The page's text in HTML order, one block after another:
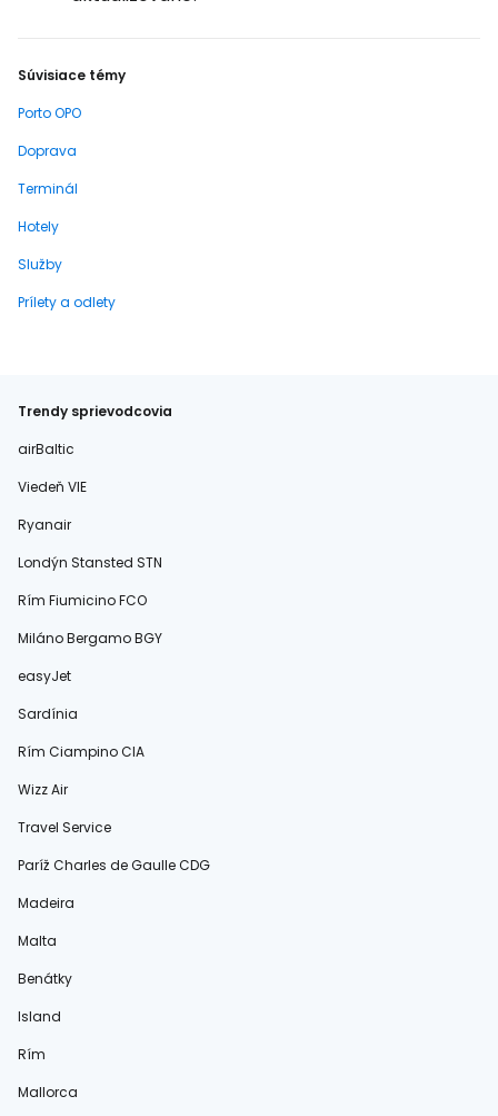
Súvisiace témy
Porto OPO
Doprava
Terminál
Hotely
Služby
Prílety a odlety
Trendy sprievodcovia
airBaltic
Viedeň VIE
Ryanair
Londýn Stansted STN
Rím Fiumicino FCO
Miláno Bergamo BGY
easyJet
Sardínia
Rím Ciampino CIA
Wizz Air
Travel Service
Paríž Charles de Gaulle CDG
Madeira
Malta
Benátky
Island
Rím
Mallorca